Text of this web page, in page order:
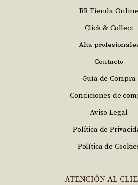
RB Tienda Online
Click & Collect
Alta
Contacto
Guía de Compra
Condiciones de
Aviso Legal
Política de
Política de
ATENCIÓN AL